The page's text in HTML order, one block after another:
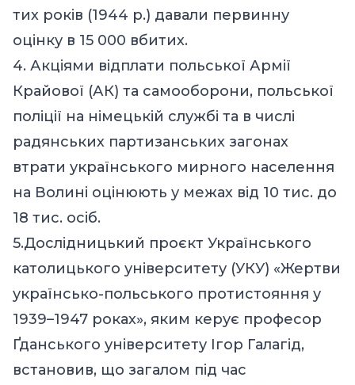
тих років (1944 р.) давали первинну
оцінку в 15 000 вбитих.
4. Акціями відплати польської Армії
Крайової (АК) та самооборони, польської
поліції на німецькій службі та в числі
радянських партизанських загонах
втрати українського мирного населення
на Волині оцінюють у межах від 10 тис. до
18 тис. осіб.
5.Дослідницький проєкт Українського
католицького університету (УКУ) «Жертви
українсько-польського протистояння у
1939–1947 роках», яким керує професор
Ґданського університету Ігор Галагід,
встановив, що загалом під час